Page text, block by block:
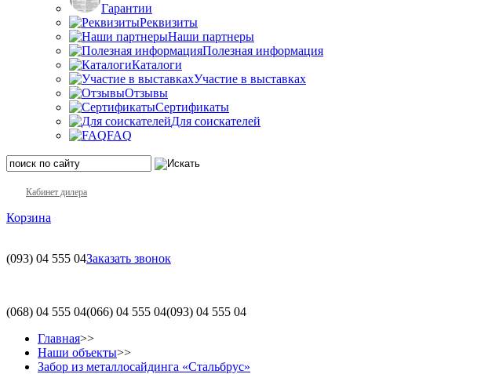
Гарантии
Реквизиты
Наши партнеры
Полезная информация
Каталоги
Участие в выставках
Отзывы
Сертификаты
Для соискателей
FAQ
Кабинет дилера
Корзина
(093) 04 555 04Заказать звонок
(068) 04 555 04(066) 04 555 04(093) 04 555 04
Главная>>
Наши объекты>>
Забор из металлосайдинга «Стальбрус»